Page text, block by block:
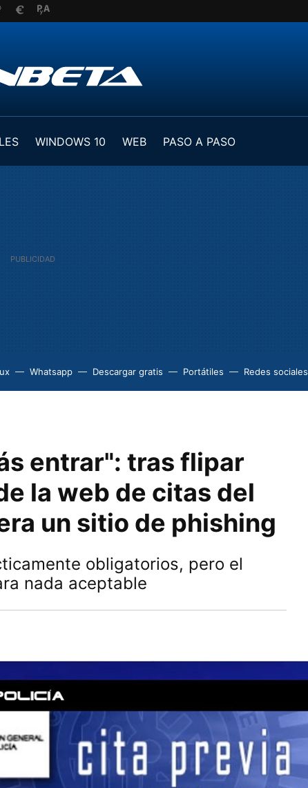
WINDOWS 10 WEB
PASO A PASO
Whatsapp Descargar gratis Portátiles Redes sociales
entrar": tras flipar
la web de citas del
un sitio de phishing
obligatorios, pero el
nada aceptable